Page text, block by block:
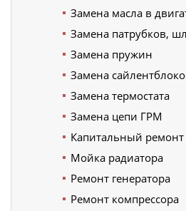
Замена масла в
Замена патрубков,
Замена пружин
Замена
Замена термостата
Замена цепи ГРМ
Капитальный ремонт
Мойка радиатора
Ремонт генератора
Ремонт компрессора